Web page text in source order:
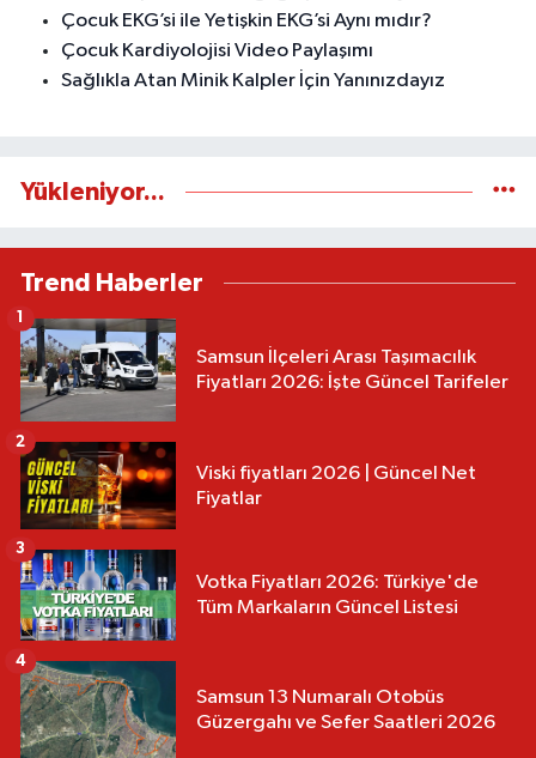
Çocuk EKG’si ile Yetişkin EKG’si Aynı mıdır?
Çocuk Kardiyolojisi Video Paylaşımı
Sağlıkla Atan Minik Kalpler İçin Yanınızdayız
Yükleniyor...
Trend Haberler
Samsun İlçeleri Arası Taşımacılık
Fiyatları 2026: İşte Güncel Tarifeler
1
Viski fiyatları 2026 | Güncel Net
Fiyatlar
2
Votka Fiyatları 2026: Türkiye'de
Tüm Markaların Güncel Listesi
3
Samsun 13 Numaralı Otobüs
Güzergahı ve Sefer Saatleri 2026
4